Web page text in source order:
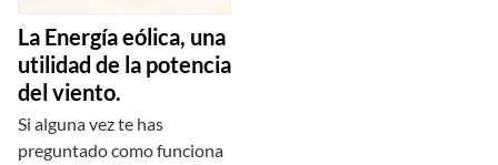
La Energía eólica, una
utilidad de la potencia
del viento.
Si alguna vez te has
preguntado como funciona